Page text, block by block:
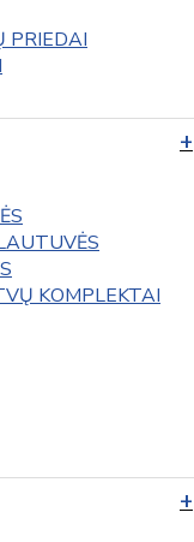
PRIEDAI
KOMPLEKTAI